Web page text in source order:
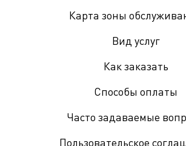
Карта зоны
Вид услуг
Как заказать
Способы оплаты
Часто задаваемые
Пользовательское